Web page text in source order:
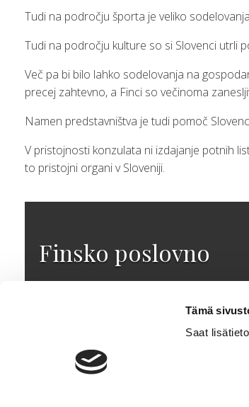
Tämä
Saat
Tudi na področju športa je veliko
Tudi na področju kulture so si Slovenci utrli
Več pa bi bilo lahko sodelovanja na
precej zahtevno, a Finci so večinoma
Namen predstavništva je tudi pomoč
V pristojnosti konzulata ni izdajanje potnih
to pristojni organi v Sloveniji.
Finsko poslovno